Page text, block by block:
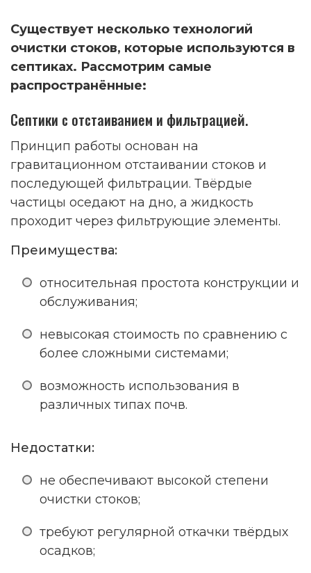
Существует несколько технологий
очистки стоков, которые используются в
септиках. Рассмотрим самые
распространённые:
Септики с отстаиванием и фильтрацией.
Принцип работы основан на
гравитационном отстаивании стоков и
последующей фильтрации. Твёрдые
частицы оседают на дно, а жидкость
проходит через фильтрующие элементы.
Преимущества:
относительная простота конструкции и
обслуживания;
невысокая стоимость по сравнению с
более сложными системами;
возможность использования в
различных типах почв.
Недостатки:
не обеспечивают высокой степени
очистки стоков;
требуют регулярной откачки твёрдых
осадков;